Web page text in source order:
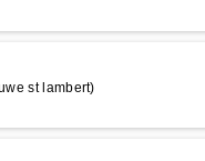
st lambert)